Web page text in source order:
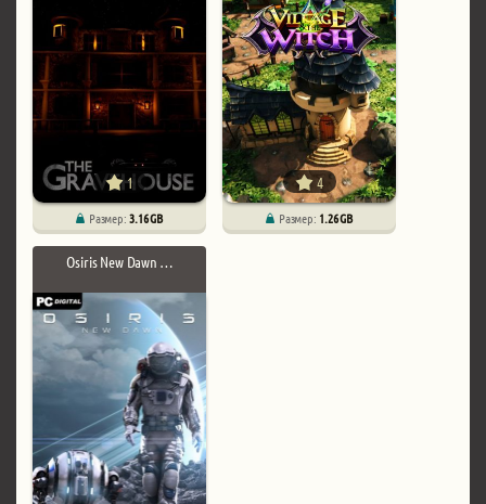
1
Размер:3.16 GB
4
Размер: 1.26 GB
Osiris New Dawn …